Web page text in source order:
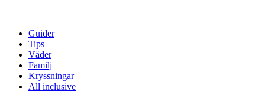
Guider
Tips
Väder
Familj
Kryssningar
All inclusive